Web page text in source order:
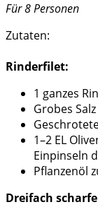
Für 8 Personen
Zutaten:
Rinderfilet:
1 ganzes
Grobes Salz
1–2 EL
Einpinseln
Pflanzenöl
Dreifach